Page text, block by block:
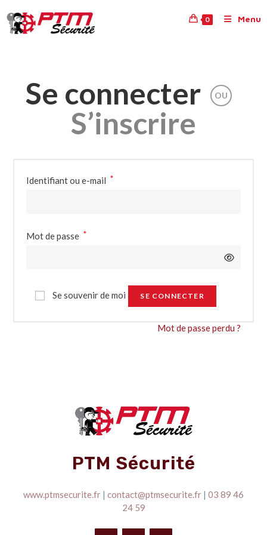
0 Menu
Se connecter OU
S’inscrire
Identifiant ou e-mail *
Mot de passe *
Se souvenir de moi SE CONNECTER
Mot de passe perdu ?
PTM Sécurité
www.ptmsecurite.fr | contact@ptmsecurite.fr | 03 89 46
24 59